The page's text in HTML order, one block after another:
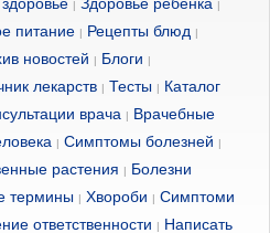
| |
питание | Рецепты блюд |
новостей | Блоги |
лекарств | Тесты | Каталог
врача | Врачебные
| Симптомы болезней |
растения | Болезни
термины | Хвороби | Симптоми
ответственности | Написать